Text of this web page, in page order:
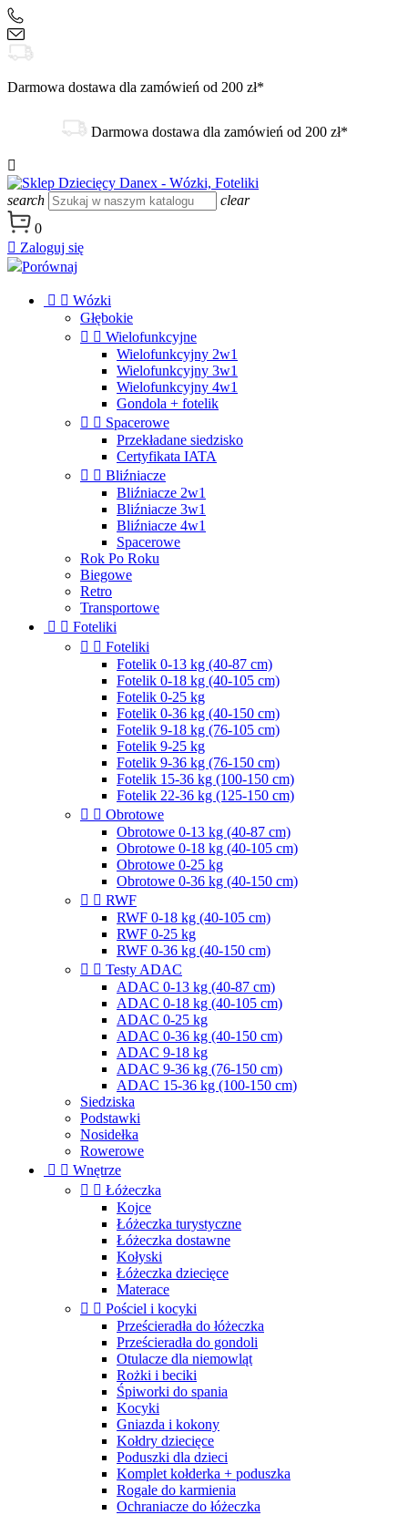
Darmowa dostawa dla zamówień od 200 zł*
Darmowa dostawa dla zamówień od 200 zł*

search
clear
0
 Zaloguj się
Porównaj
  Wózki
Głębokie
  Wielofunkcyjne
Wielofunkcyjny 2w1
Wielofunkcyjny 3w1
Wielofunkcyjny 4w1
Gondola + fotelik
  Spacerowe
Przekładane siedzisko
Certyfikata IATA
  Bliźniacze
Bliźniacze 2w1
Bliźniacze 3w1
Bliźniacze 4w1
Spacerowe
Rok Po Roku
Biegowe
Retro
Transportowe
  Foteliki
  Foteliki
Fotelik 0-13 kg (40-87 cm)
Fotelik 0-18 kg (40-105 cm)
Fotelik 0-25 kg
Fotelik 0-36 kg (40-150 cm)
Fotelik 9-18 kg (76-105 cm)
Fotelik 9-25 kg
Fotelik 9-36 kg (76-150 cm)
Fotelik 15-36 kg (100-150 cm)
Fotelik 22-36 kg (125-150 cm)
  Obrotowe
Obrotowe 0-13 kg (40-87 cm)
Obrotowe 0-18 kg (40-105 cm)
Obrotowe 0-25 kg
Obrotowe 0-36 kg (40-150 cm)
  RWF
RWF 0-18 kg (40-105 cm)
RWF 0-25 kg
RWF 0-36 kg (40-150 cm)
  Testy ADAC
ADAC 0-13 kg (40-87 cm)
ADAC 0-18 kg (40-105 cm)
ADAC 0-25 kg
ADAC 0-36 kg (40-150 cm)
ADAC 9-18 kg
ADAC 9-36 kg (76-150 cm)
ADAC 15-36 kg (100-150 cm)
Siedziska
Podstawki
Nosidełka
Rowerowe
  Wnętrze
  Łóżeczka
Kojce
Łóżeczka turystyczne
Łóżeczka dostawne
Kołyski
Łóżeczka dziecięce
Materace
  Pościel i kocyki
Prześcieradła do łóżeczka
Prześcieradła do gondoli
Otulacze dla niemowląt
Rożki i beciki
Śpiworki do spania
Kocyki
Gniazda i kokony
Kołdry dziecięce
Poduszki dla dzieci
Komplet kołderka + poduszka
Rogale do karmienia
Ochraniacze do łóżeczka